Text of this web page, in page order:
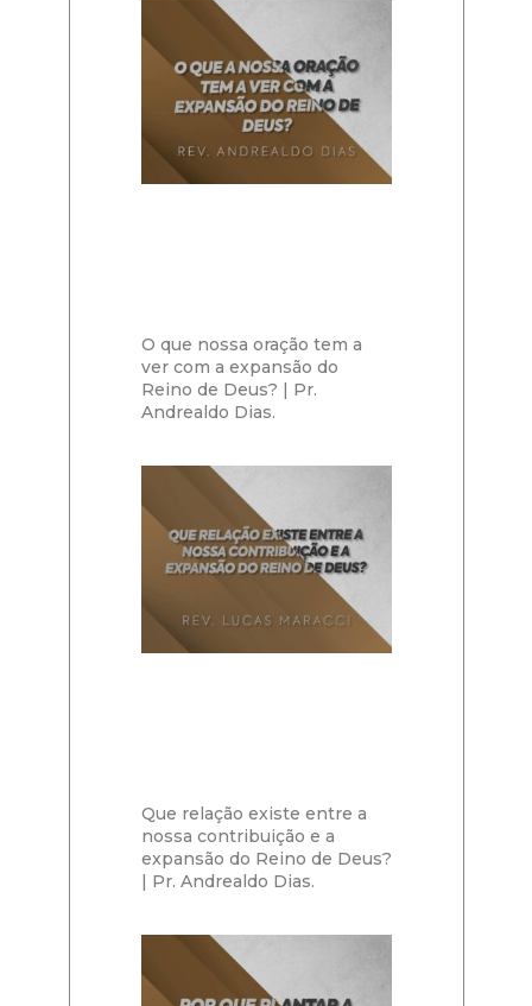
O que nossa oração tem a
ver com a expansão do
Reino de Deus? | Pr.
Andrealdo Dias.
Que relação existe entre a
nossa contribuição e a
expansão do Reino de Deus?
| Pr. Andrealdo Dias.